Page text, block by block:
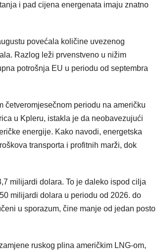
i pad cijena energenata imaju znatno
povećala količine uvezenog
Razlog leži prvenstveno u nižim
potrošnja EU u periodu od septembra
četveromjesečnom periodu na američku
u Kpleru, istakla je da neobavezujući
energije. Kako navodi, energetska
transporta i profitnih marži, dok
milijardi dolara. To je daleko ispod cilja
milijardi dolara u periodu od 2026. do
u sporazum, čine manje od jedan posto
ruskog plina američkim LNG-om,